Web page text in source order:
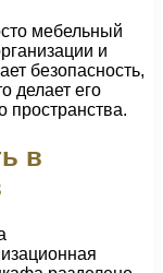
мебельный
и
безопасность,
делает его
пространства.
в